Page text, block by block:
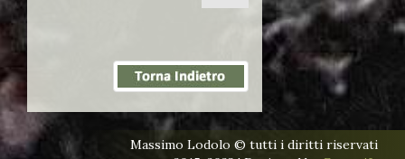
Massimo Lodolo © tutti i diritti riservati